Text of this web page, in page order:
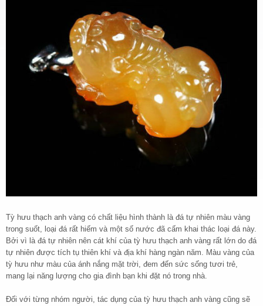
Tỳ hưu thạch anh vàng có chất liệu hình thành là đá tự nhiên màu vàng
trong suốt, loại đá rất hiếm và một số nước đã cấm khai thác loại đá này.
Bởi vì là đá tự nhiên nên cát khí của tỳ hưu thạch anh vàng rất lớn do đá
tự nhiên được tích tụ thiên khí và địa khí hàng ngàn năm. Màu vàng của
tỳ hưu như màu của ánh nắng mặt trời, đem đến sức sống tươi trẻ,
mang lại năng lượng cho gia đình bạn khi đặt nó trong nhà.
Đối với từng nhóm người, tác dụng của tỳ hưu thạch anh vàng cũng sẽ